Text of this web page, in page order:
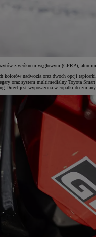
z włóknem węglowym (CFRP),
nadwozia oraz dwóch opcji
oraz system multimedialny Toyota
Direct jest wyposażona w łopatki do